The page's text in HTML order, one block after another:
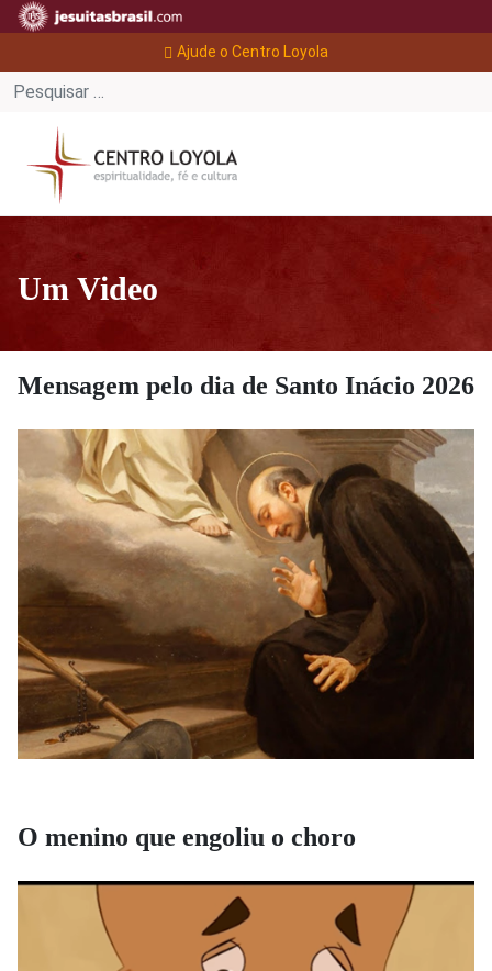
Ajude o Centro Loyola
Um Video
Mensagem pelo dia de Santo Inácio 2026
O menino que engoliu o choro